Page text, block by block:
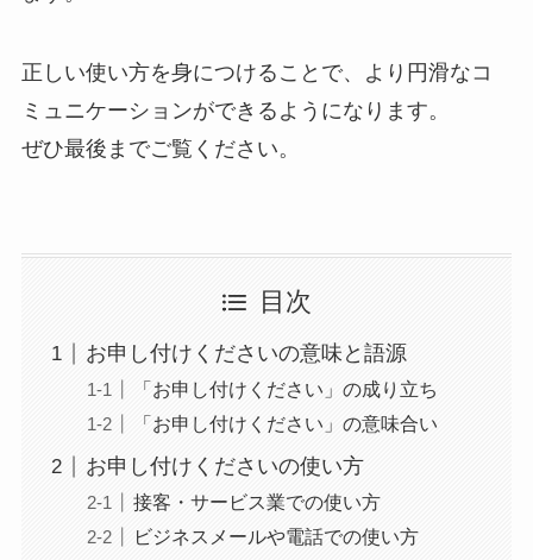
正しい使い方を身につけることで、より円滑なコ
ミュニケーションができるようになります。
ぜひ最後までご覧ください。
目次
お申し付けくださいの意味と語源
「お申し付けください」の成り立ち
「お申し付けください」の意味合い
お申し付けくださいの使い方
接客・サービス業での使い方
ビジネスメールや電話での使い方